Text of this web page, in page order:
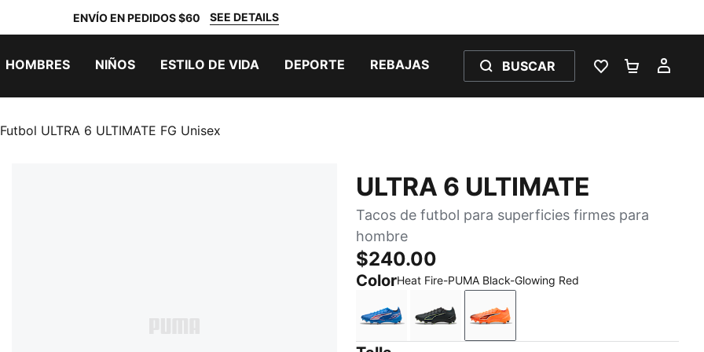
ENVÍO EN PEDIDOS $60 SEE DETAILS
HOMBRES NIÑOS ESTILO DE VIDA DEPORTE REBAJAS BUSCAR
LISTA DE
ULTRA 6 ULTIMATE FG Unisex
ULTRA 6 ULTIMATE
Tacos de futbol para superficies firmes para
hombre
$240.00
ColorHeat Fire-PUMA Black-Glowing Red
Ultra Blue-PUMA White-Glowing Red
PUMA Black-Fizzy Light-Green Terrain
Heat Fire-PUMA Black-Glowing Red